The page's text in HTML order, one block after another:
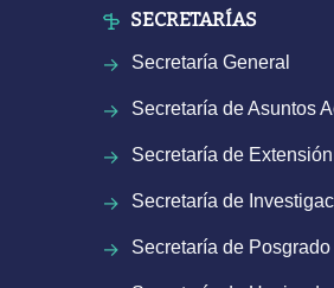
SECRETARÍAS
Secretaría General
Secretaría de Asuntos
Secretaría de Extensión
Secretaría de
Secretaría de Posgrado